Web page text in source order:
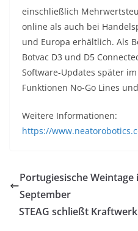
einschließlich
online als auch bei
und Europa erhältlich. Als
Botvac D3 und D5
Software-Updates später
Funktionen No-Go Lines
Weitere Informationen:
https://
Portugiesische
September
STEAG schließt